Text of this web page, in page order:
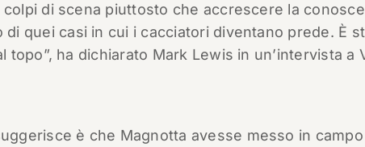
di scena piuttosto che accrescere la
quei casi in cui i cacciatori diventano prede. È
ha dichiarato Mark Lewis in un’intervista a
è che Magnotta avesse messo in